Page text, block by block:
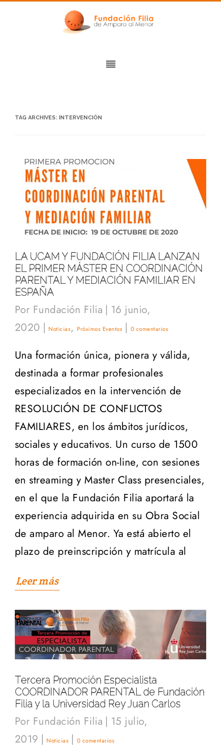
TAG ARCHIVES: INTERVENCIÓN
LA UCAM Y FUNDACIÓN FILIA LANZAN
EL PRIMER MÁSTER EN COORDINACIÓN
PARENTAL Y MEDIACIÓN FAMILIAR EN
ESPAÑA
Por Fundación Filia | 16 junio,
2020 | Noticias, Próximos Eventos | 0 comentarios
Una formación única, pionera y válida,
destinada a formar profesionales
especializados en la intervención de
RESOLUCIÓN DE CONFLICTOS
FAMILIARES, en los ámbitos jurídicos,
sociales y educativos. Un curso de 1500
horas de formación on-line, con sesiones
en streaming y Master Class presenciales,
en el que la Fundación Filia aportará la
experiencia adquirida en su Obra Social
de amparo al Menor. Ya está abierto el
plazo de preinscripción y matrícula al
Leer más
Tercera Promoción Especialista
COORDINADOR PARENTAL de Fundación
Filia y la Universidad Rey Juan Carlos
Por Fundación Filia | 15 julio,
2019 | Noticias | 0 comentarios